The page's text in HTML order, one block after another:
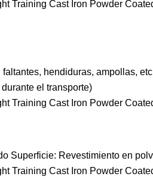
hendiduras, ampollas,
el transporte)
Superficie: Revestimiento en